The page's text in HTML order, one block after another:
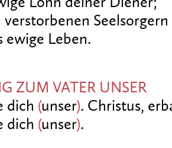
verstorbenen
ewige Leben.
ZUM VATER UNSER
dich (unser). Christus,
dich (unser).